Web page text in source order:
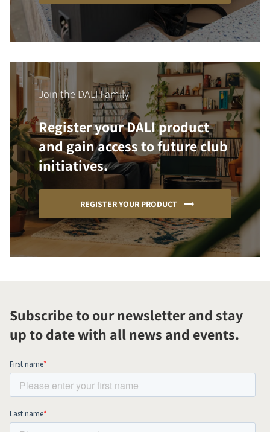
Join the DALI Family
Register your DALI product
and gain access to future club
initiatives.
REGISTER YOUR PRODUCT
Subscribe to our newsletter and stay
up to date with all news and events.